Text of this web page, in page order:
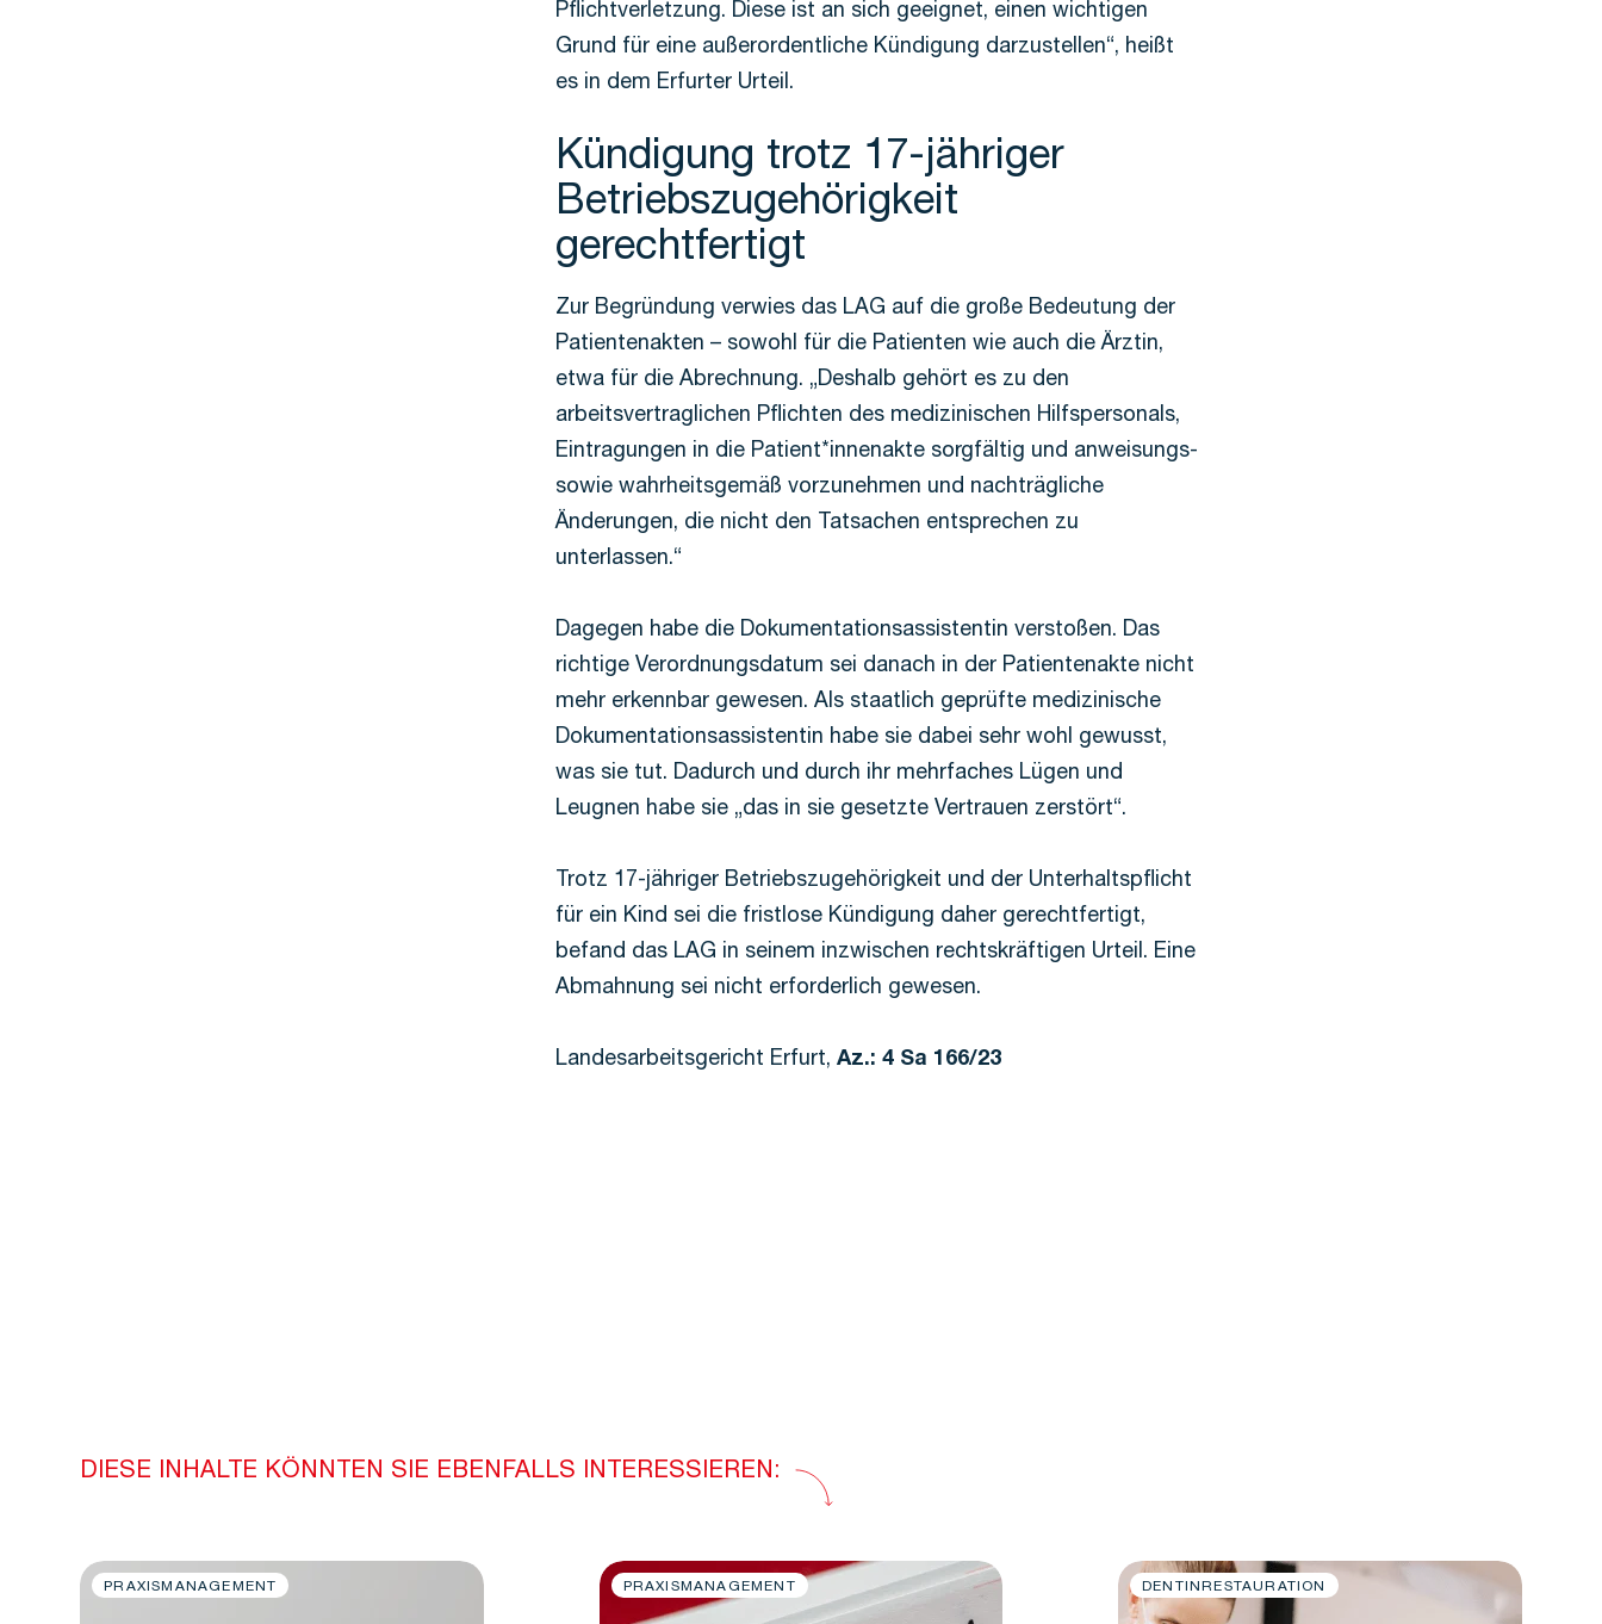
Pflichtverletzung. Diese ist an sich geeignet, einen wichtigen
Grund für eine außerordentliche Kündigung darzustellen“, heißt
es in dem Erfurter Urteil.
Kündigung trotz 17-jähriger
Betriebszugehörigkeit
gerechtfertigt
Zur Begründung verwies das LAG auf die große Bedeutung der
Patientenakten – sowohl für die Patienten wie auch die Ärztin,
etwa für die Abrechnung. „Deshalb gehört es zu den
arbeitsvertraglichen Pflichten des medizinischen Hilfspersonals,
Eintragungen in die Patient*innenakte sorgfältig und anweisungs-
sowie wahrheitsgemäß vorzunehmen und nachträgliche
Änderungen, die nicht den Tatsachen entsprechen zu
unterlassen.“
Dagegen habe die Dokumentationsassistentin verstoßen. Das
richtige Verordnungsdatum sei danach in der Patientenakte nicht
mehr erkennbar gewesen. Als staatlich geprüfte medizinische
Dokumentationsassistentin habe sie dabei sehr wohl gewusst,
was sie tut. Dadurch und durch ihr mehrfaches Lügen und
Leugnen habe sie „das in sie gesetzte Vertrauen zerstört“.
Trotz 17-jähriger Betriebszugehörigkeit und der Unterhaltspflicht
für ein Kind sei die fristlose Kündigung daher gerechtfertigt,
befand das LAG in seinem inzwischen rechtskräftigen Urteil. Eine
Abmahnung sei nicht erforderlich gewesen.
Landesarbeitsgericht Erfurt,Az.: 4 Sa 166/23
DIESE INHALTE KÖNNTEN SIE EBENFALLS INTERESSIEREN:
PRAXISMANAGEMENT PRAXISMANAGEMENT DENTINRESTAURATION